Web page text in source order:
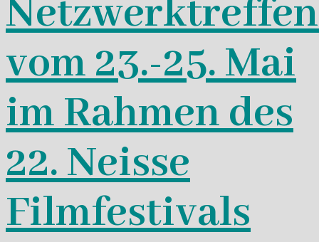
vom 23.-25. Mai
im Rahmen des
22. Neisse
Filmfestivals